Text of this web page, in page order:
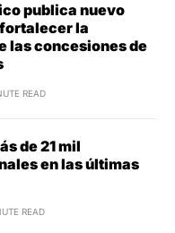
publica nuevo
la
las concesiones de
READ
de 21 mil
en las últimas
READ